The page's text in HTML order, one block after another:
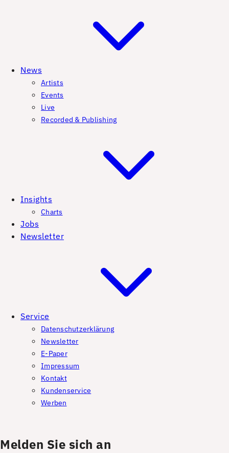
News
Artists
Events
Live
Recorded & Publishing
Insights
Charts
Jobs
Newsletter
Service
Datenschutzerklärung
Newsletter
E-Paper
Impressum
Kontakt
Kundenservice
Werben
Melden Sie sich an